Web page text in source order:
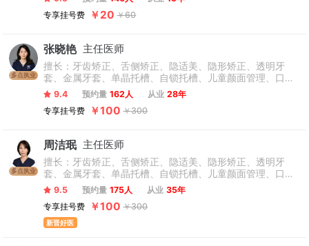
专享挂号费
￥20 ￥60
多点执业
张晓艳 主任医师
擅长：牙齿矫正、舌侧矫正、隐适美、隐形矫正、透明牙
套、金属牙套、单晶托槽、自锁托槽、儿童颜面管理、口腔
正畸、美学正畸、口腔正畸、地包天、反颌、牙齿拥挤、牙
缝、开颌；成人及儿童各类骨性、牙性错颌畸形、儿童早期
矫治、隐形矫治、磨牙远中直立等正畸修复联合治疗，及正
矫治效果的长久稳定。
9.4 预约量 162人 从业 28年
专享挂号费
￥100 ￥300
多点执业
周洁珉 主任医师
擅长：牙齿矫正、舌侧矫正、隐适美、隐形矫正、透明牙
套、金属牙套、单晶托槽、自锁托槽、儿童颜面管理、口腔
正畸、美学正畸、口腔正畸、地包天、反颌、牙齿拥挤、牙
缝、开颌。
9.5 预约量 175人 从业 35年
专享挂号费
￥100 ￥300
新晋好医